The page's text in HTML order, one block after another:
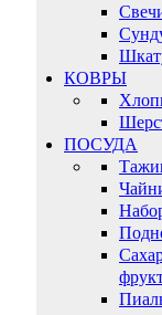
КОВРЫ
ПОСУДА